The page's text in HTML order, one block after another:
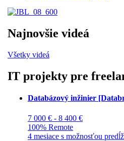
Najnovšie videá
Všetky videá
IT projekty pre
Databázový inžinier
7 000 € - 8 400 €
100% Remote
4 mesiace s možnosťou